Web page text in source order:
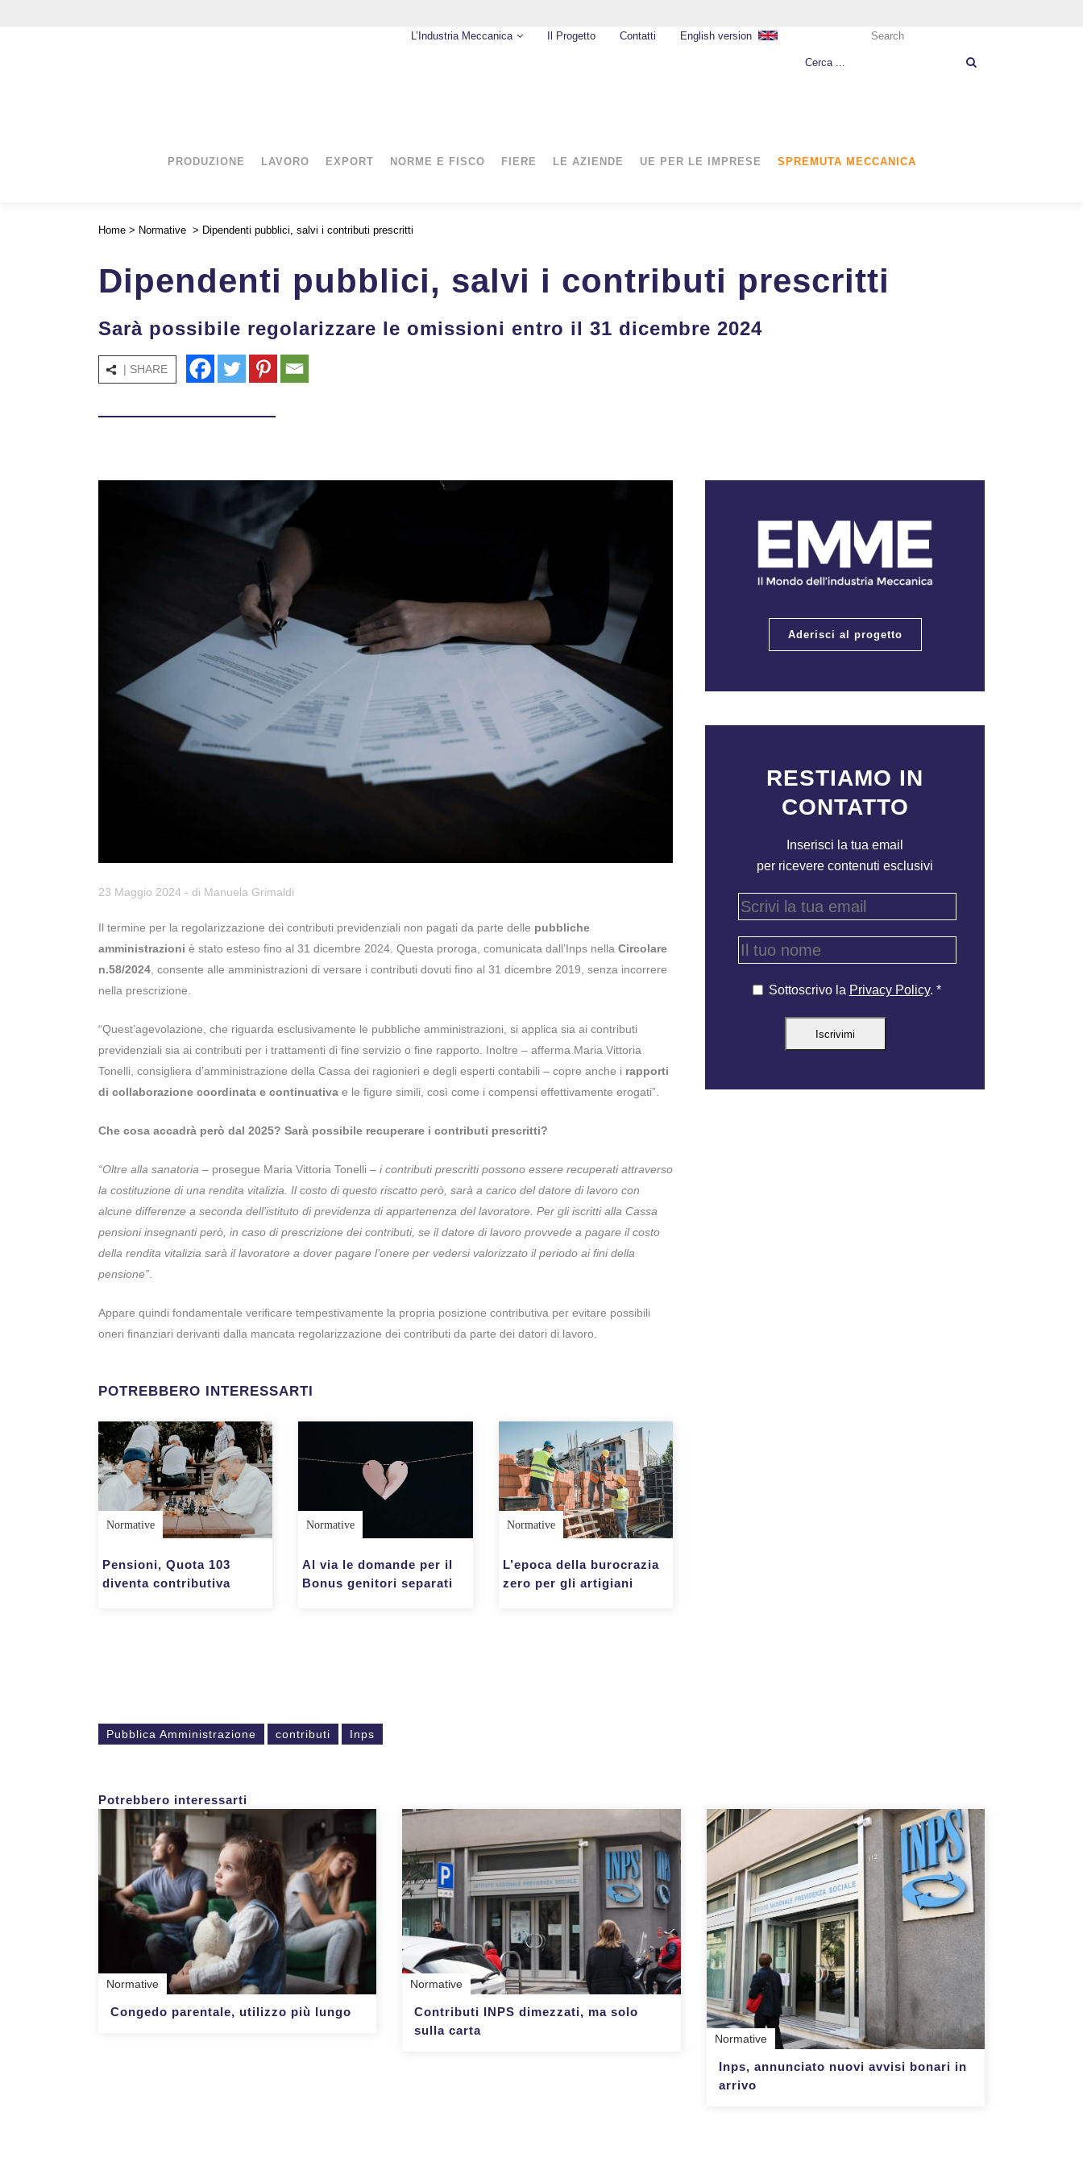
L’Industria Meccanica Il Progetto Contatti English version Search
PRODUZIONE LAVORO EXPORT NORME E FISCO FIERE LE AZIENDE UE PER LE IMPRESE SPREMUTA MECCANICA
Home > Normative > Dipendenti pubblici, salvi i contributi prescritti
Dipendenti pubblici, salvi i contributi prescritti
Sarà possibile regolarizzare le omissioni entro il 31 dicembre 2024
| SHARE
23 Maggio 2024 - di Manuela Grimaldi
Il termine per la regolarizzazione dei contributi previdenziali non pagati da parte delle pubbliche
amministrazioni è stato esteso fino al 31 dicembre 2024. Questa proroga, comunicata dall’Inps nella Circolare
n.58/2024, consente alle amministrazioni di versare i contributi dovuti fino al 31 dicembre 2019, senza incorrere
nella prescrizione.
“Quest’agevolazione, che riguarda esclusivamente le pubbliche amministrazioni, si applica sia ai contributi
previdenziali sia ai contributi per i trattamenti di fine servizio o fine rapporto. Inoltre – afferma Maria Vittoria
Tonelli, consigliera d’amministrazione della Cassa dei ragionieri e degli esperti contabili – copre anche i rapporti
di collaborazione coordinata e continuativa e le figure simili, così come i compensi effettivamente erogati”.
Che cosa accadrà però dal 2025? Sarà possibile recuperare i contributi prescritti?
“Oltre alla sanatoria – prosegue Maria Vittoria Tonelli – i contributi prescritti possono essere recuperati attraverso
la costituzione di una rendita vitalizia. Il costo di questo riscatto però, sarà a carico del datore di lavoro con
alcune differenze a seconda dell’istituto di previdenza di appartenenza del lavoratore. Per gli iscritti alla Cassa
pensioni insegnanti però, in caso di prescrizione dei contributi, se il datore di lavoro provvede a pagare il costo
della rendita vitalizia sarà il lavoratore a dover pagare l’onere per vedersi valorizzato il periodo ai fini della
pensione”.
Appare quindi fondamentale verificare tempestivamente la propria posizione contributiva per evitare possibili
oneri finanziari derivanti dalla mancata regolarizzazione dei contributi da parte dei datori di lavoro.
POTREBBERO INTERESSARTI
Normative
Pensioni, Quota 103
diventa contributiva
Normative
Al via le domande per il
Bonus genitori separati
Normative
L’epoca della burocrazia
zero per gli artigiani
Pubblica Amministrazione contributi Inps
Aderisci al progetto
RESTIAMO IN
CONTATTO
Inserisci la tua email
per ricevere contenuti esclusivi
Sottoscrivo la Privacy Policy. *
Potrebbero interessarti
Normative
Congedo parentale, utilizzo più lungo
Normative
Contributi INPS dimezzati, ma solo
sulla carta
Normative
Inps, annunciato nuovi avvisi bonari in
arrivo